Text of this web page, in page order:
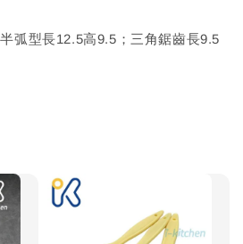
弧型長12.5高9.5；三角鋸齒長9.5